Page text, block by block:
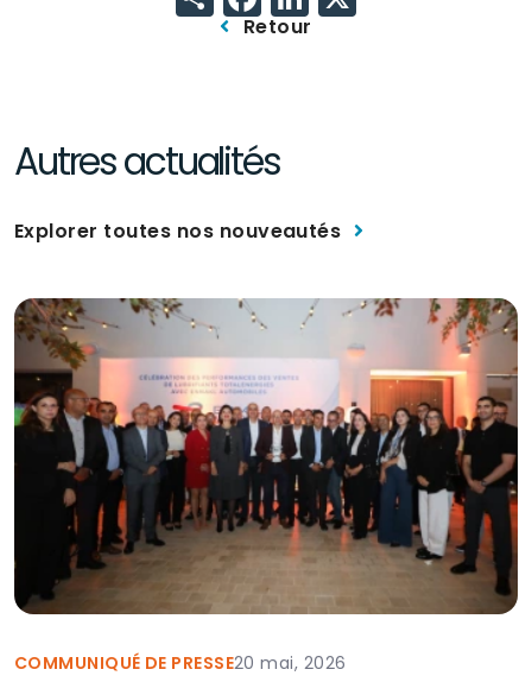
Retour
Autres actualités
Explorer toutes nos nouveautés
COMMUNIQUÉ DE PRESSE20 mai, 2026